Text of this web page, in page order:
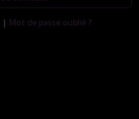
| Mot de passe oublié ?